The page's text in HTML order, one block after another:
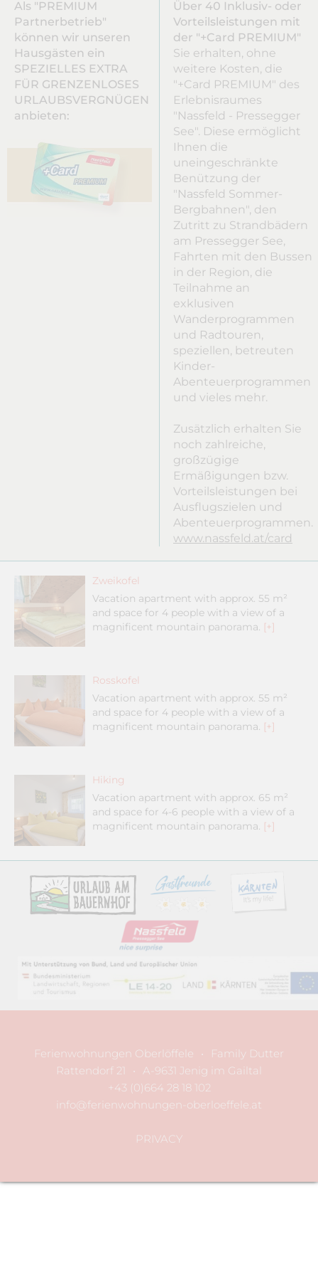
Als "PREMIUM
Partnerbetrieb"
können wir unseren
Hausgästen ein
SPEZIELLES EXTRA
FÜR GRENZENLOSES
URLAUBSVERGNÜGEN
anbieten:
Über 40 Inklusiv- oder
Vorteilsleistungen mit
der "+Card PREMIUM"
Sie erhalten, ohne
weitere Kosten, die
"+Card PREMIUM" des
Erlebnisraumes
"Nassfeld - Pressegger
See". Diese ermöglicht
Ihnen die
uneingeschränkte
Benützung der
"Nassfeld Sommer-
Bergbahnen", den
Zutritt zu Strandbädern
am Pressegger See,
Fahrten mit den Bussen
in der Region, die
Teilnahme an
exklusiven
Wanderprogrammen
und Radtouren,
speziellen, betreuten
Kinder-
Abenteuerprogrammen
und vieles mehr.
Zusätzlich erhalten Sie
noch zahlreiche,
großzügige
Ermäßigungen bzw.
Vorteilsleistungen bei
Ausflugszielen und
Abenteuerprogrammen.
www.nassfeld.at/card
Zweikofel
Vacation apartment with approx. 55 m²
and space for 4 people with a view of a
magnificent mountain panorama. [+]
Rosskofel
Vacation apartment with approx. 55 m²
and space for 4 people with a view of a
magnificent mountain panorama. [+]
Hiking
Vacation apartment with approx. 65 m²
and space for 4-6 people with a view of a
magnificent mountain panorama. [+]
Ferienwohnungen Oberlöffele •
Family Dutter
Rattendorf 21
• A-9631 Jenig im Gailtal
+43 (0)664 28 18 102
info@ferienwohnungen-oberloeffele.at
PRIVACY